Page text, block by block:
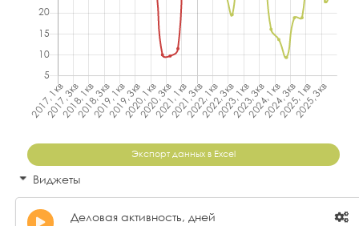
Экспорт данных в Excel
Виджеты
Деловая активность, дней